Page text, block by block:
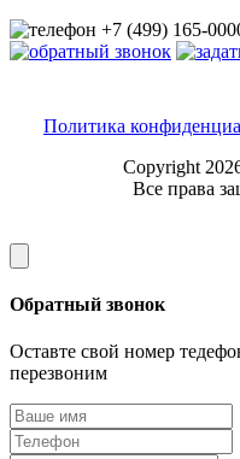
Политика
Copyright
Все права
Обратный звонок
Оставте свой номер
перезвоним